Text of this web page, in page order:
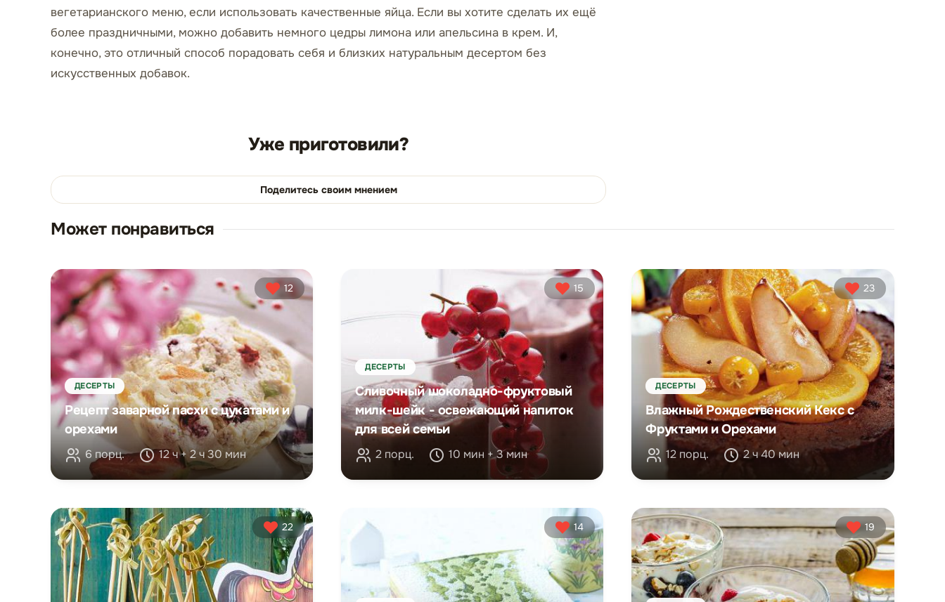
вегетарианского меню, если использовать качественные яйца. Если вы хотите сделать их ещё
более праздничными, можно добавить немного цедры лимона или апельсина в крем. И,
конечно, это отличный способ порадовать себя и близких натуральным десертом без
искусственных добавок.
Уже приготовили?
Поделитесь своим мнением
Может понравиться
12
ДЕСЕРТЫ
Рецепт заварной пасхи с цукатами и
орехами
6 порц. 12 ч + 2 ч 30 мин
15
ДЕСЕРТЫ
Сливочный шоколадно-фруктовый
милк-шейк - освежающий напиток
для всей семьи
2 порц. 10 мин + 3 мин
23
ДЕСЕРТЫ
Влажный Рождественский Кекс с
Фруктами и Орехами
12 порц. 2 ч 40 мин
22 14 19